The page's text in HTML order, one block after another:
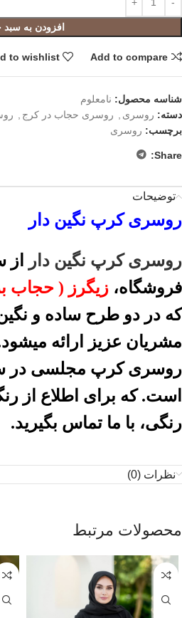
افزودن به سبد
Add to compare
to wishlist
شناسه محصول: نامعلوم
دسته: روسری روسری حجاب در کرج
برچسب: روسری
Share:
توضیحات
روسری کرپ نگین دار
روسری کرپ نگین دار
فروشگاه، زیگرز ( حجاب
که در دو طرح ساده و
مشریان عزیز ارائه
روسری کرپ مجلسی در
است. که برای اطلاع از
رنگی، با ما تماس بگیرید.
نظرات (0)
محصولات مرتبط